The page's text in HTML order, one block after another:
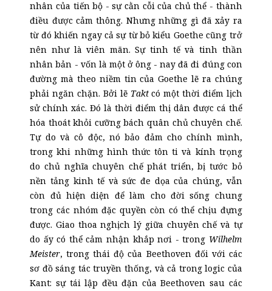
nhân của tiến bộ - sự cằn cỗi của chủ thể - thành
điều được cảm thông. Nhưng những gì đã xảy ra
từ đó khiến ngay cả sự từ bỏ kiểu Goethe cũng trở
nên như là viên mãn. Sự tinh tế và tinh thần
nhân bản - vốn là một ở ông - nay đã đi đúng con
đường mà theo niềm tin của Goethe lẽ ra chúng
phải ngăn chặn. Bởi lẽ Taktcó một thời điểm lịch
sử chính xác. Đó là thời điểm thị dân được cá thể
hóa thoát khỏi cưỡng bách quân chủ chuyên chế.
Tự do và cô độc, nó bảo đảm cho chính mình,
trong khi những hình thức tôn ti và kính trọng
do chủ nghĩa chuyên chế phát triển, bị tước bỏ
nền tảng kinh tế và sức đe dọa của chúng, vẫn
còn đủ hiện diện để làm cho đời sống chung
trong các nhóm đặc quyền còn có thể chịu đựng
được. Giao thoa nghịch lý giữa chuyên chế và tự
do ấy có thể cảm nhận khắp nơi - trong Wilhelm
Meister, trong thái độ của Beethoven đối với các
sơ đồ sáng tác truyền thống, và cả trong logic của
Kant: sự tái lập đều đặn của Beethoven sau các